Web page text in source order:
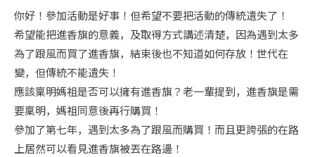
你好！參加活動是好事！但希望不要把活動的傳統遺失了！
希望能把進香旗的意義，及取得方式講述清楚，因為遇到太多
為了跟風而買了進香旗，結束後也不知道如何存放！世代在
變，但傳統不能遺失！
應該稟明媽祖是否可以擁有進香旗？老一輩提到，進香旗是需
要稟明，媽祖同意後再行購買！
參加了第七年，遇到太多為了跟風而購買！而且更誇張的在路
上居然可以看見進香旗被丟在路邊！